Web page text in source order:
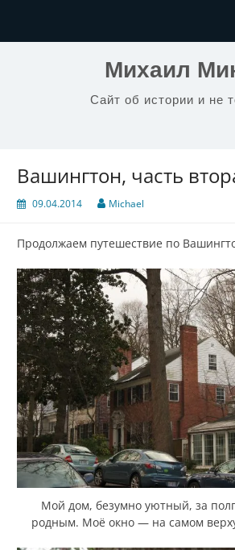
Михаил
Сайт об истории и не
Вашингтон, часть
09.04.2014 Michael
Продолжаем путешествие по
Мой дом, безумно уютный, за
родным. Моё окно — на самом